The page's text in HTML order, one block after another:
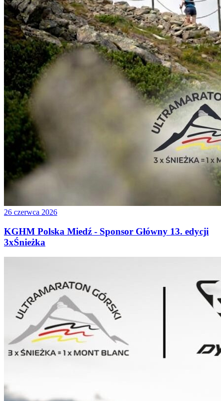
26 czerwca 2026
KGHM Polska Miedź - Sponsor Główny 13. edycji
3xŚnieżka